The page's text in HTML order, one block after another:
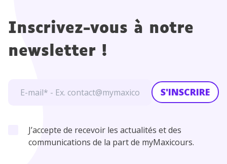
Inscrivez-vous à notre
newsletter !
S'INSCRIRE
J’accepte de recevoir les actualités et des
communications de la part de myMaxicours.